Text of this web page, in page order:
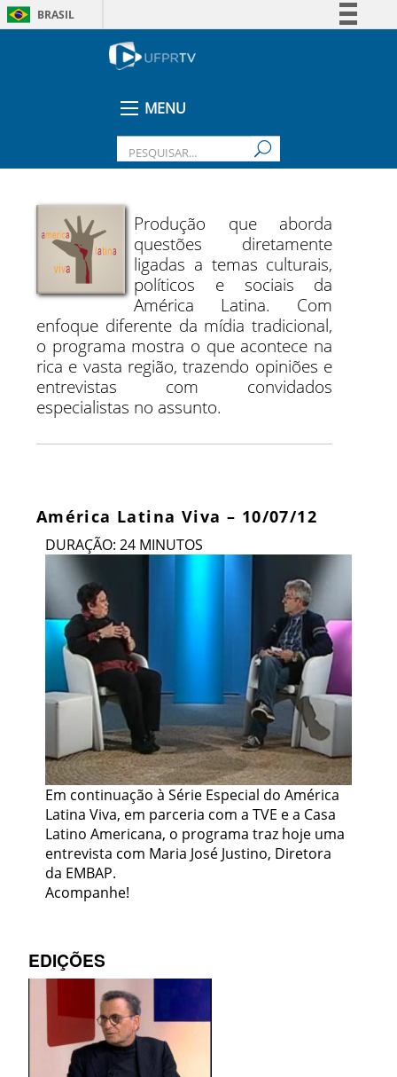
BRASIL
Legislação
MENU
Produção que aborda
questões diretamente
ligadas a temas culturais,
políticos e sociais da
América Latina. Com
enfoque diferente da mídia tradicional,
o programa mostra o que acontece na
rica e vasta região, trazendo opiniões e
entrevistas com convidados
especialistas no assunto.
América Latina Viva – 10/07/12
DURAÇÃO: 24 MINUTOS
Em continuação à Série Especial do América
Latina Viva, em parceria com a TVE e a Casa
Latino Americana, o programa traz hoje uma
entrevista com Maria José Justino, Diretora
da EMBAP.
Acompanhe!
EDIÇÕES